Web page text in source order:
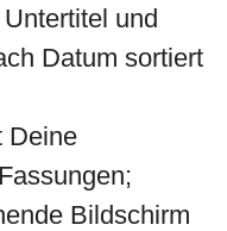
und
Datum sortiert
Deine
Bildschirm